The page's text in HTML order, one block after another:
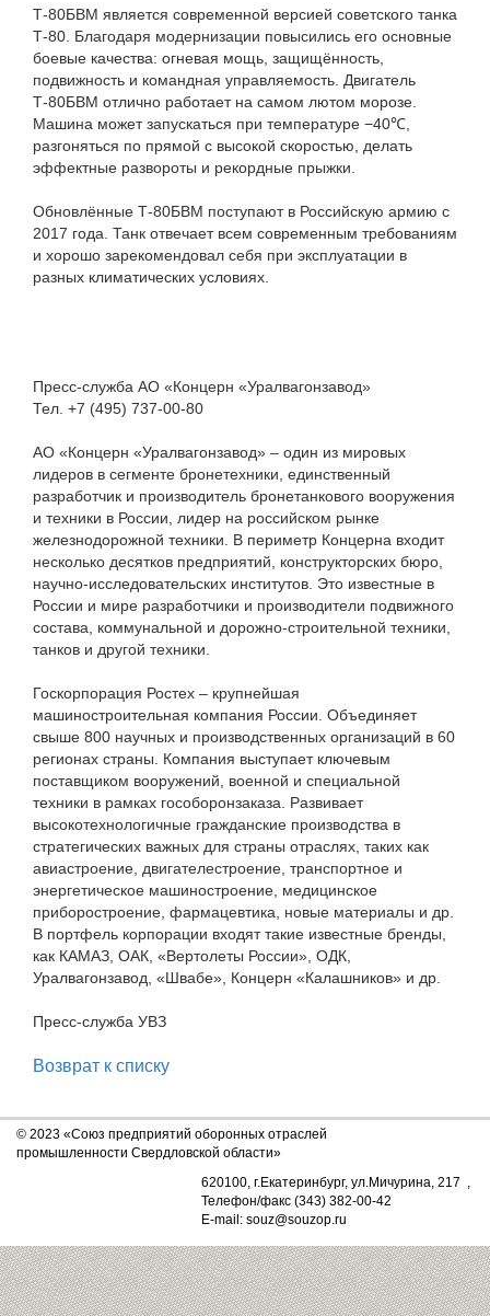
Т-80БВМ является современной версией советского танка
Т-80. Благодаря модернизации повысились его основные
боевые качества: огневая мощь, защищённость,
подвижность и командная управляемость. Двигатель
Т-80БВМ отлично работает на самом лютом морозе.
Машина может запускаться при температуре −40℃,
разгоняться по прямой с высокой скоростью, делать
эффектные развороты и рекордные прыжки.
Обновлённые Т-80БВМ поступают в Российскую армию с
2017 года. Танк отвечает всем современным требованиям
и хорошо зарекомендовал себя при эксплуатации в
разных климатических условиях.
Пресс-служба АО «Концерн «Уралвагонзавод»
Тел. +7 (495) 737-00-80
АО «Концерн «Уралвагонзавод» – один из мировых
лидеров в сегменте бронетехники, единственный
разработчик и производитель бронетанкового вооружения
и техники в России, лидер на российском рынке
железнодорожной техники. В периметр Концерна входит
несколько десятков предприятий, конструкторских бюро,
научно-исследовательских институтов. Это известные в
России и мире разработчики и производители подвижного
состава, коммунальной и дорожно-строительной техники,
танков и другой техники.
Госкорпорация Ростех – крупнейшая
машиностроительная компания России. Объединяет
свыше 800 научных и производственных организаций в 60
регионах страны. Компания выступает ключевым
поставщиком вооружений, военной и специальной
техники в рамках гособоронзаказа. Развивает
высокотехнологичные гражданские производства в
стратегических важных для страны отраслях, таких как
авиастроение, двигателестроение, транспортное и
энергетическое машиностроение, медицинское
приборостроение, фармацевтика, новые материалы и др.
В портфель корпорации входят такие известные бренды,
как КАМАЗ, ОАК, «Вертолеты России», ОДК,
Уралвагонзавод, «Швабе», Концерн «Калашников» и др.
Пресс-служба УВЗ
Возврат к списку
© 2023 «Союз предприятий оборонных отраслей
промышленности Свердловской области»
620100, г.Екатеринбург, ул.Мичурина, 217 ,
Телефон/факс (343) 382-00-42
E-mail: souz@souzop.ru